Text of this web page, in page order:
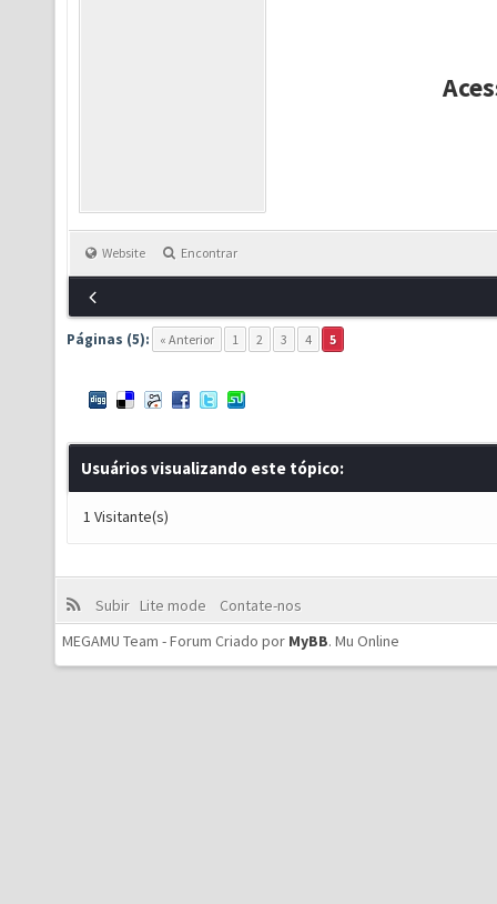
Website Encontrar
Páginas (5): « Anterior 1 2 3 4 5
Usuários visualizando este tópico:
1 Visitante(s)
Subir Lite mode
Contate-nos
MEGAMU Team - Forum Criado por MyBB. Mu Online